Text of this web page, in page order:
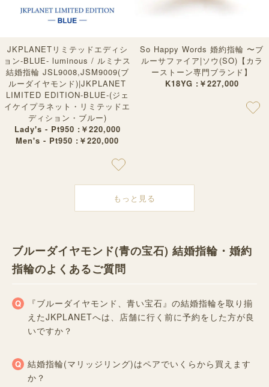
JKPLANETリミテッドエディシ
ョン-BLUE- luminous / ルミナス
結婚指輪 JSL9008,JSM9009(ブ
ルーダイヤモンド)|JKPLANET
LIMITED EDITION-BLUE-(ジェ
イケイプラネット・リミテッドエ
ディション・ブルー)
Lady's - Pt950 :￥220,000
Men's - Pt950 :￥220,000
So Happy Words 婚約指輪 〜ブ
ルーサファイア|ソウ(SO)【カラ
ーストーン専門ブランド】
K18YG :￥227,000
もっと見る
ブルーダイヤモンド(青の宝石) 結婚指輪・婚約
指輪のよくあるご質問
『ブルーダイヤモンド、青い宝石』の結婚指輪を取り揃
えたJKPLANETへは、店舗に行く前に予約をした方が良
いですか？
結婚指輪(マリッジリング)はペアでいくらから買えます
か？